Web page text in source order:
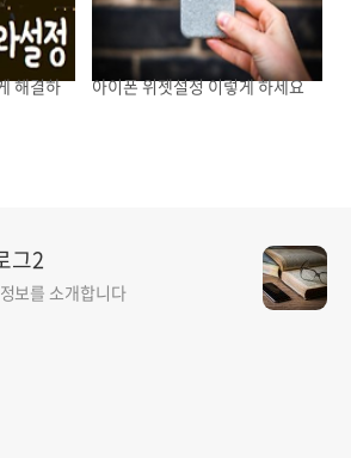
해결하
아이폰 위젯설정 이렇게 하세요
그2
보를 소개합니다